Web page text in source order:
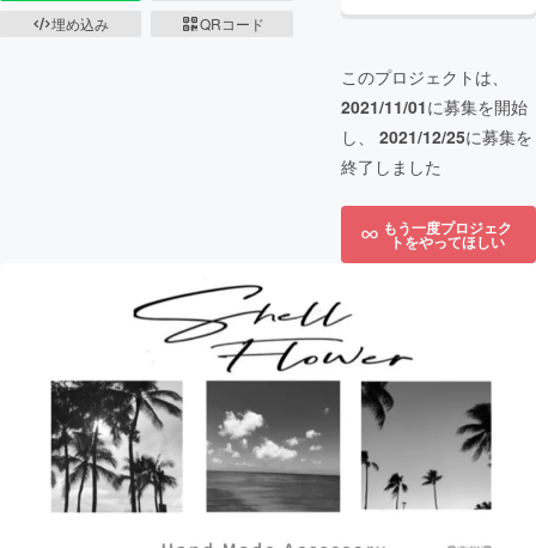
埋め込み
QRコード
このプロジェクトは、
2021/11/01に募集を開始
し、 2021/12/25に募集を
終了しました
もう一度プロジェク
トをやってほしい